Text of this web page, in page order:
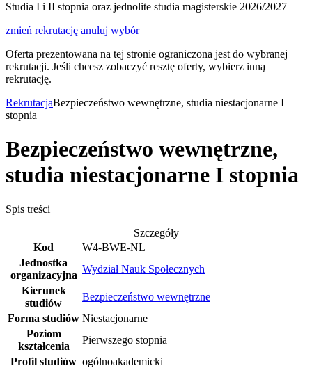
Studia I i II stopnia oraz jednolite studia magisterskie 2026/2027
zmień rekrutację anuluj wybór
Oferta prezentowana na tej stronie ograniczona jest do wybranej
rekrutacji. Jeśli chcesz zobaczyć resztę oferty, wybierz inną
rekrutację.
RekrutacjaBezpieczeństwo wewnętrzne, studia niestacjonarne I
stopnia
Bezpieczeństwo wewnętrzne,
studia niestacjonarne I stopnia
Spis treści
Szczegóły
Kod
W4-BWE-NL
Jednostka
organizacyjna
Wydział Nauk Społecznych
Kierunek
studiów
Bezpieczeństwo wewnętrzne
Forma studiów Niestacjonarne
Poziom
kształcenia
Pierwszego stopnia
Profil studiów ogólnoakademicki